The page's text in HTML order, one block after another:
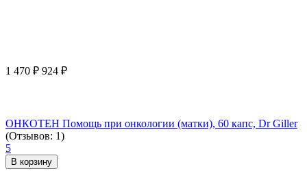
1 470 ₽ 924 ₽
ОНКОТЕН Помощь при онкологии (матки), 60 капс, Dr Giller
(Отзывов: 1)
5
В корзину